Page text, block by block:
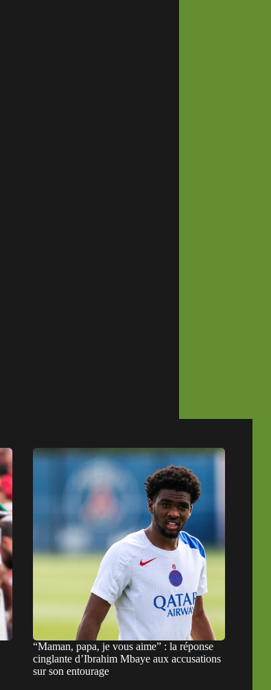
“Maman, papa, je vous aime” : la réponse
cinglante d’Ibrahim Mbaye aux accusations
sur son entourage